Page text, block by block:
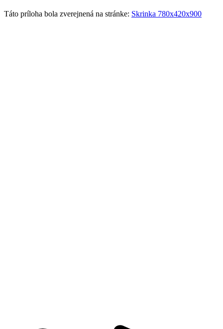
Táto príloha bola zverejnená na stránke: Skrinka 780x420x900